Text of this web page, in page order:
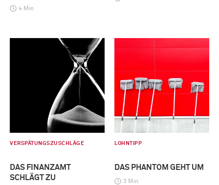
4 Min
VERSPÄTUNGSZUSCHLÄGE
DAS FINANZAMT
SCHLÄGT ZU
LOHNTIPP
DAS PHANTOM GEHT UM
3 Min